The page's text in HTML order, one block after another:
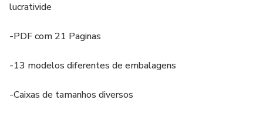
lucrativide
-PDF com 21 Paginas
-13 modelos diferentes de embalagens
-Caixas de tamanhos diversos